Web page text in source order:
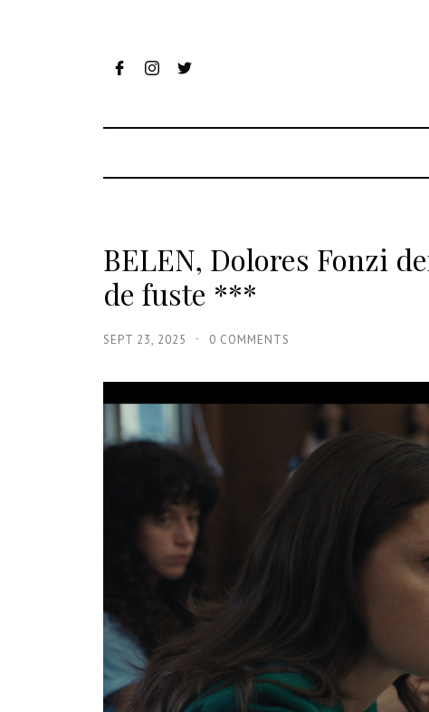
BELEN, Dolores Fonzi
de fuste ***
SEPT 23, 2025 0 COMMENTS